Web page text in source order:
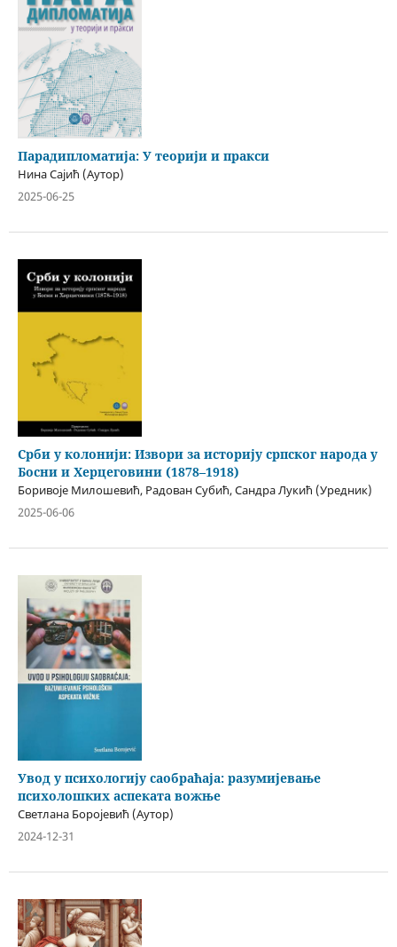
Парадипломатија: У теорији и пракси
Нина Сајић (Аутор)
2025-06-25
Срби у колонији: Извори за историју српског народа у
Босни и Херцеговини (1878–1918)
Боривоје Милошевић, Радован Субић, Сандра Лукић (Уредник)
2025-06-06
Увод у психологију саобраћаја: разумијевање
психолошких аспеката вожње
Светлана Боројевић (Аутор)
2024-12-31